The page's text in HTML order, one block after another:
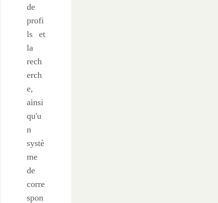
de
profi
ls et
la
rech
erch
e,
ainsi
qu'u
n
systè
me
de
corre
spon